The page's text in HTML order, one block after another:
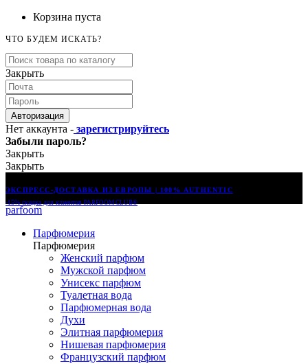
Корзина пуста
ЧТО БУДЕМ ИСКАТЬ?
Закрыть
Авторизация
Нет аккаунта - зарегистрируйтесь
Забыли пароль?
Закрыть
Закрыть
ЭКСПРЕСС-ДОСТАВКА ИЗ ЕВРОПЫ | 100% AUTHENTIC
-15% скидка для клиентов PARFOOM CLUB®
parfoom
Парфюмерия
Парфюмерия
Женский парфюм
Мужской парфюм
Унисекс парфюм
Туалетная вода
Парфюмерная вода
Духи
Элитная парфюмерия
Нишевая парфюмерия
Французский парфюм